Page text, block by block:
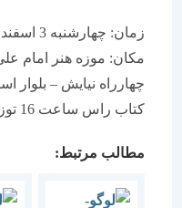
زمان: چهارشنبه 3 اسفند ماه 1390 از ساعت 16 الی 19
مکان: موزه هنر امام علی (ع)
چهارراه نیایش – بلوار
کتاب راس ساعت 16 توزیع می گردد.
مطالب مرتبط: